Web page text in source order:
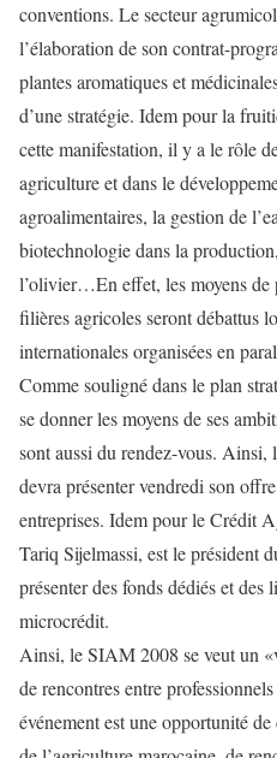
conventions. Le secteur
l’élaboration de son contrat-
plantes aromatiques et
d’une stratégie. Idem pour la
cette manifestation, il y a le rôle
agriculture et dans le
agroalimentaires, la gestion de
biotechnologie dans la
l’olivier…En effet, les moyens de
filières agricoles seront débattus
internationales organisées en
Comme souligné dans le plan
se donner les moyens de ses
sont aussi du rendez-vous.
devra présenter vendredi son
entreprises. Idem pour le Crédit
Tariq Sijelmassi, est le président
présenter des fonds dédiés et des
microcrédit.
Ainsi, le SIAM 2008 se veut un
de rencontres entre
événement est une opportunité